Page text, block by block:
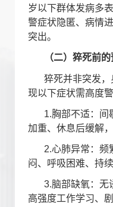
岁以下群体发病多
警症状隐匿、病情
突出。
（二）猝死前
猝死并非突发
现以下症状需高度
1.胸部不适：间
加重、休息后缓解
2.心肺异常：频
闷、呼吸困难、持续
3.脑部缺氧：无
高强度工作学习、